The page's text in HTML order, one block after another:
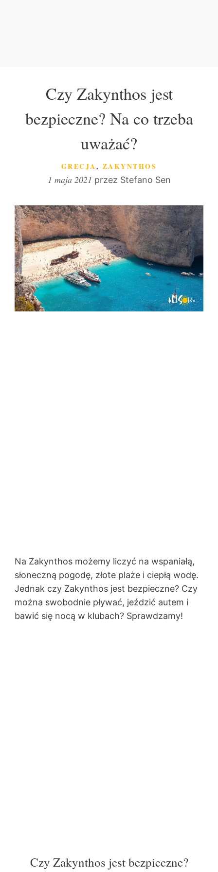
Czy Zakynthos jest
bezpieczne? Na co trzeba
uważać?
KATEGORIE
GRECJA, ZAKYNTHOS
1 maja 2021 przez Stefano Sen
Na Zakynthos możemy liczyć na wspaniałą,
słoneczną pogodę, złote plaże i ciepłą wodę.
Jednak czy Zakynthos jest bezpieczne? Czy
można swobodnie pływać, jeździć autem i
bawić się nocą w klubach? Sprawdzamy!
Czy Zakynthos jest bezpieczne?